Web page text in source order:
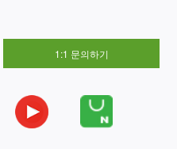
1:1 문의하기